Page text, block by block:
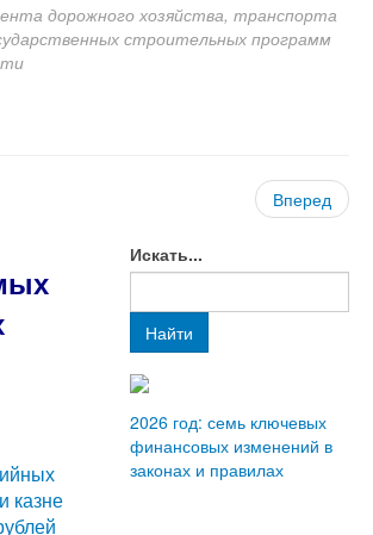
дорожного хозяйства, транспорта
строительных программ
Вперед
казне
Искать...
Найти
2026 год: семь ключевых
финансовых изменений в
законах и правилах